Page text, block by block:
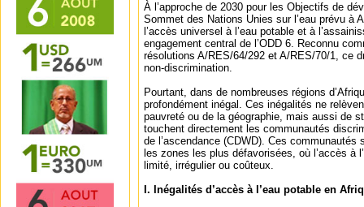
À l’approche de 2030 pour les Objectifs de
Sommet des Nations Unies sur l’eau prévu à
l’accès universel à l’eau potable et à
engagement central de l’ODD 6. Reconnu
résolutions A/RES/64/292 et A/RES/70/1, ce
non-discrimination.
Pourtant, dans de nombreuses régions
profondément inégal. Ces inégalités ne
pauvreté ou de la géographie, mais aussi de
touchent directement les communautés
de l’ascendance (CDWD). Ces
les zones les plus défavorisées, où l’accès à
limité, irrégulier ou coûteux.
I. Inégalités d’accès à l’eau potable en